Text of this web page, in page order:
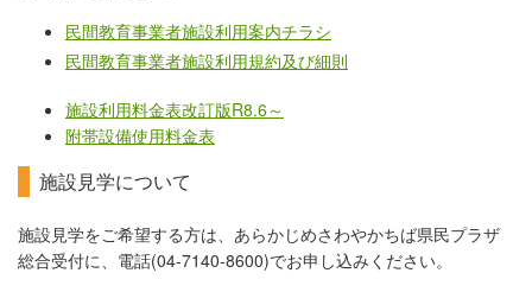
民間教育事業者施設利用案内チラシ
民間教育事業者施設利用規約及び細則
施設利用料金表改訂版R8.6～
附帯設備使用料金表
施設見学について
施設見学をご希望する方は、あらかじめさわやかちば県民プラザ
総合受付に、電話(04-7140-8600)でお申し込みください。